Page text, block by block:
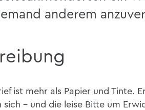
anderem
ist mehr als Papier und Tinte.
sich – und die leise Bitte um